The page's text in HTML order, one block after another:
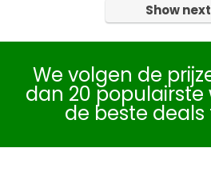
Show next
We volgen de
dan 20 populairste
de beste deals